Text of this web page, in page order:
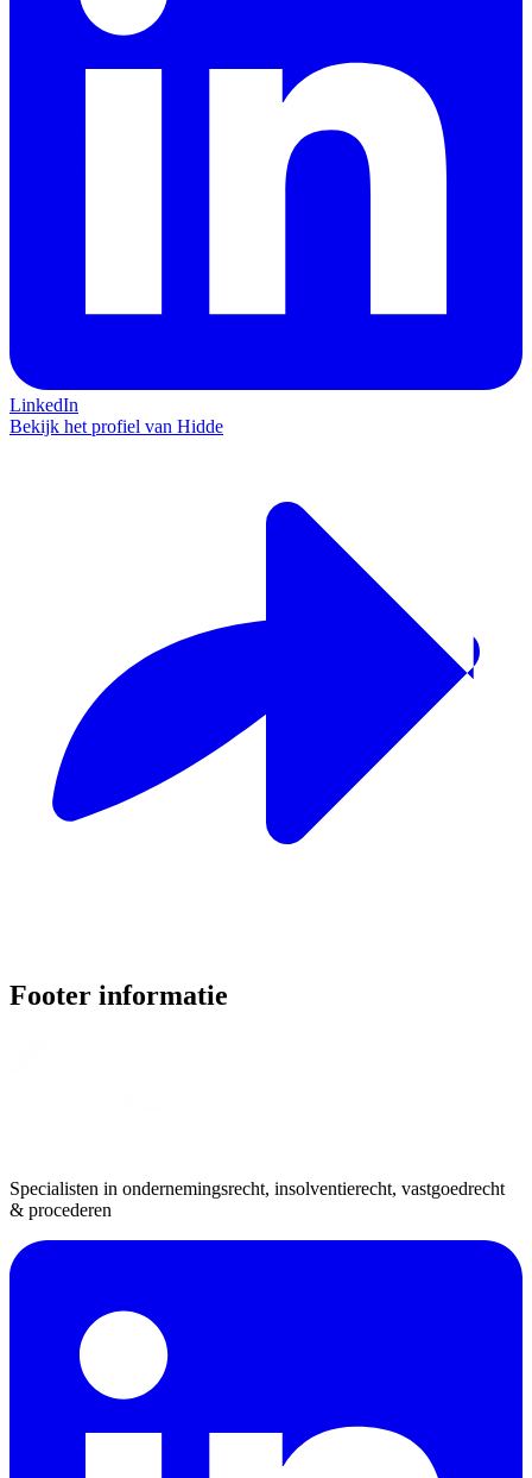
LinkedIn
Bekijk het profiel van Hidde
Footer informatie
Specialisten in ondernemingsrecht, insolventierecht, vastgoedrecht
& procederen